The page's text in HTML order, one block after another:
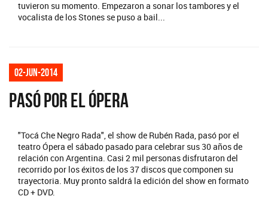
tuvieron su momento. Empezaron a sonar los tambores y el
vocalista de los Stones se puso a bail...
02-jun-2014
PASÓ POR EL ÓPERA
"Tocá Che Negro Rada", el show de Rubén Rada, pasó por el
teatro Ópera el sábado pasado para celebrar sus 30 años de
relación con Argentina. Casi 2 mil personas disfrutaron del
recorrido por los éxitos de los 37 discos que componen su
trayectoria. Muy pronto saldrá la edición del show en formato
CD + DVD.